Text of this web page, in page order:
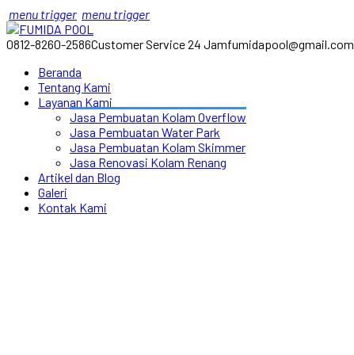
menu trigger menu trigger
0812-8260-2586Customer Service 24 Jamfumidapool@gmail.com
Beranda
Tentang Kami
Layanan Kami
Jasa Pembuatan Kolam Overflow
Jasa Pembuatan Water Park
Jasa Pembuatan Kolam Skimmer
Jasa Renovasi Kolam Renang
Artikel dan Blog
Galeri
Kontak Kami